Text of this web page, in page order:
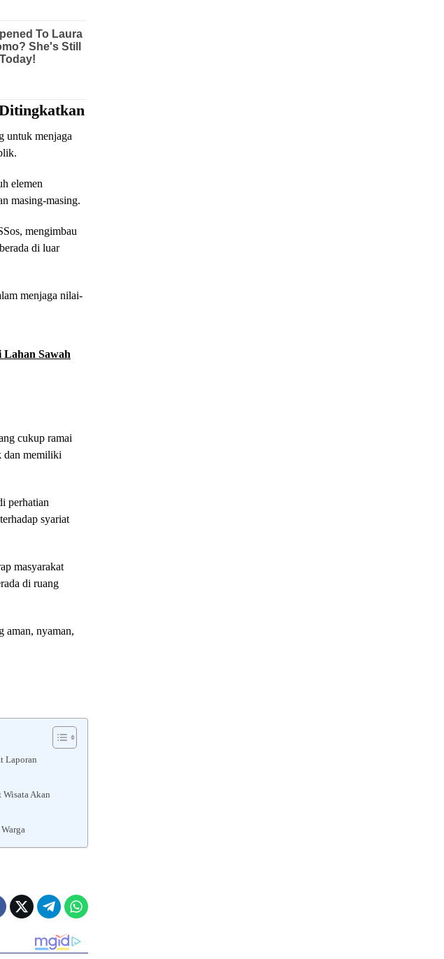
untuk menjaga
elemen
masing-masing.
mengimbau
di luar
menjaga nilai-
Sawah
cukup ramai
dan memiliki
perhatian
syariat
masyarakat
di ruang
aman, nyaman,
Laporan
Wisata Akan